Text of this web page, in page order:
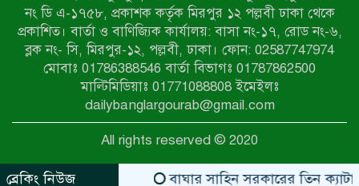
নীলফামারীতে শহিদদের স্মরণে দোয়া
মাহফিল ও আলোচনা সভা অনুষ্ঠিত
বেলকুচিতে বজ্রপাতে শিক্ষার্থীর মৃত্যু
বেলকুচিতে গণঅভ্যুত্থান দিবসে ইসলামী
আন্দোলনের গণমিছিল ও গণহত্যার
বিচারের দাবি
নং ডি এ-১৭৫৮, প্রকাশক কর্তৃক মিরপুর ১২ পল্লবী ঢাকা থেকে
প্রকাশিত। বার্তা ও বাণিজ্যিক কার্যালয়: বাসা নং-১৭, রোড নং-৬,
ব্লক নং- সি, মিরপুর-১২, পল্লবী, ঢাকা। ফোন: 02587747974
মোবাঃ 01786388546 বার্তা বিভাগঃ 01787862500
মাল্টিমিডিয়াঃ 01771088808 ইমেইলঃ
dailybanglargourab@gmail.com
All rights reserved © 2020
ব্রেকিং নিউজ বাঘার সাহিন সরকারের তিন